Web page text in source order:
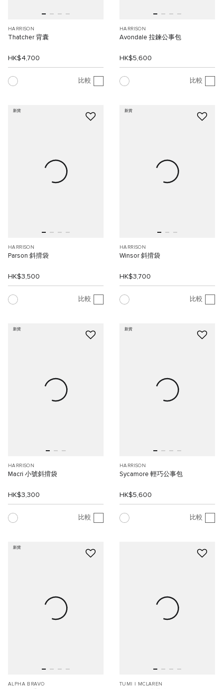
HARRISON
Thatcher 背囊
HK$4,700
比較
HARRISON
Avondale 拉鍊公事包
HK$5,600
比較
新貨
HARRISON
Parson 斜揹袋
HK$3,500
比較
新貨
HARRISON
Winsor 斜揹袋
HK$3,700
比較
新貨
HARRISON
Macri 小號斜揹袋
HK$3,300
比較
新貨
HARRISON
Sycamore 輕巧公事包
HK$5,600
比較
新貨
ALPHA BRAVO TUMI I MCLAREN